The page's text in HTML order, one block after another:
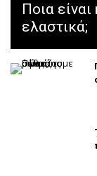
Ποια είναι
ελαστικά;